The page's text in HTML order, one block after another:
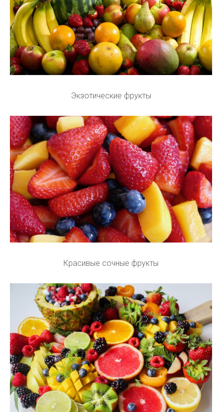
Экзотические фрукты
Красивые сочные фрукты